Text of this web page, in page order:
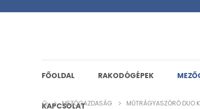
FŐOLDAL RAKODÓGÉPEK
KAPCSOLAT
MEZŐGAZDASÁG MŰTRÁGYASZÓRÓ DUO